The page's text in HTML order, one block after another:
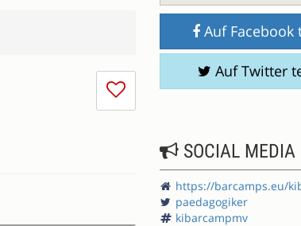
Ich
mag
Session
nicht
Auf Facebook
Auf Twitter
SOCIAL MEDIA
https://barcamps.eu/
paedagogiker
kibarcampmv